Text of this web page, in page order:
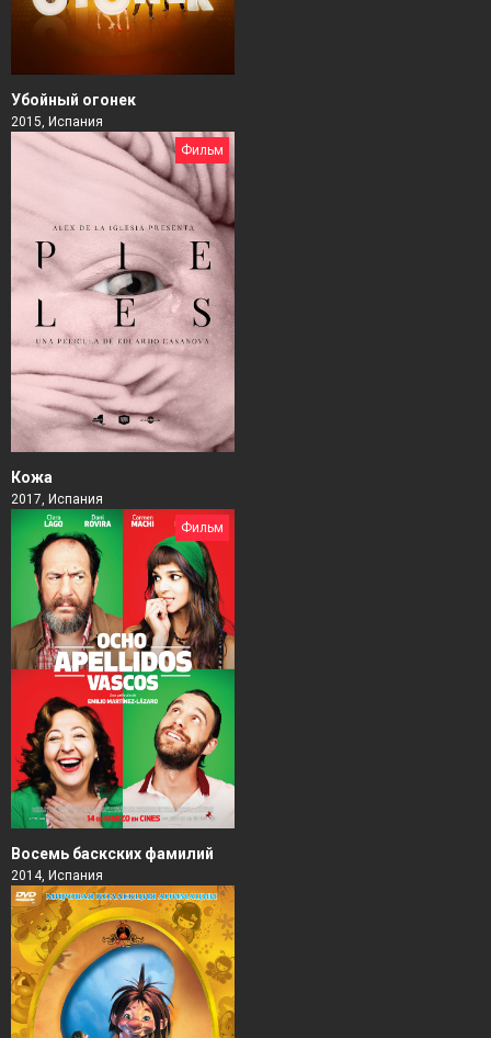
Убойный огонек
2015, Испания
Фильм
Кожа
2017, Испания
Фильм
Восемь баскских фамилий
2014, Испания